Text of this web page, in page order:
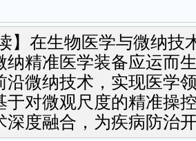
】在生物医学与微纳技
纳精准医学装备应运而
沿微纳技术，实现医学
于对微观尺度的精准操
深度融合，为疾病防治